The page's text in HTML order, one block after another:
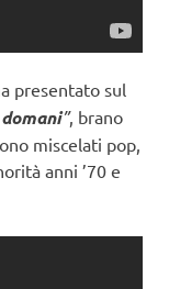
presentato sul
”, brano
miscelati pop,
anni ’70 e